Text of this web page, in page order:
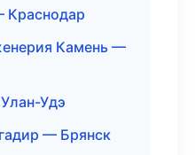
Камень —
Удэ
— Брянск